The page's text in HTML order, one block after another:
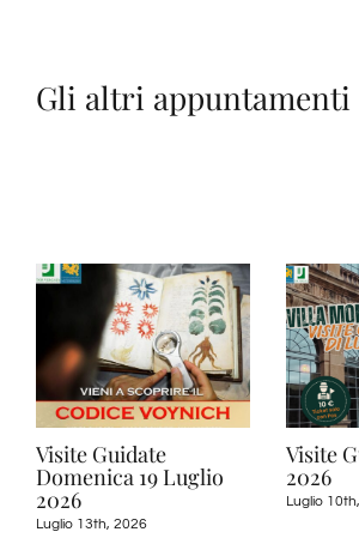
Gli altri appuntamenti
Visite Guidate
Domenica 19 Luglio
2026
Luglio 13th, 2026
Visite
2026
Luglio